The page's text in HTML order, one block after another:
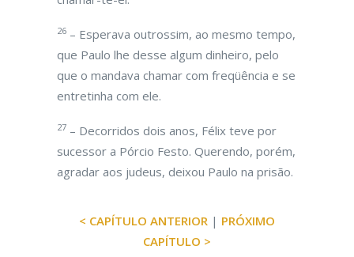
26 – Esperava outrossim, ao mesmo tempo,
que Paulo lhe desse algum dinheiro, pelo
que o mandava chamar com freqüência e se
entretinha com ele.
27 – Decorridos dois anos, Félix teve por
sucessor a Pórcio Festo. Querendo, porém,
agradar aos judeus, deixou Paulo na prisão.
< CAPÍTULO ANTERIOR | PRÓXIMO
CAPÍTULO >